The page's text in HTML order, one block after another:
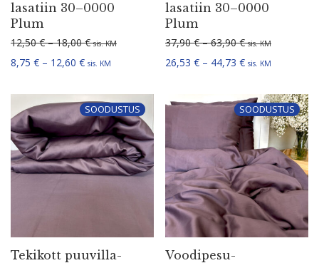
la­satiin 30–0000
Plum
12,50€ – 18,00€Hinnavahemik: 12,50 € kuni 18,00 €
sis. KM
8,75 € – 12,60 €Hinnavahemik: 8,75 € kuni 12,60 €
sis. KM
la­satiin 30–0000
Plum
37,90€ – 63,90€Hinnavahemik:
sis. KM
26,53 € – 44,73 €Hinnavahemik:
sis. KM
SOODUSTUS
Tekikott puuvil­la­
SOODUSTUS
Voodi­pe­su­